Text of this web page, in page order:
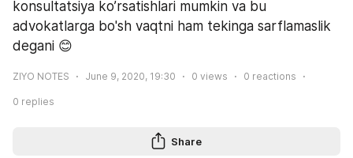
konsultatsiya ko’rsatishlari mumkin va bu
advokatlarga bo'sh vaqtni ham tekinga sarflamaslik
degani 😊
ZIYO NOTES June 9, 2020, 19:30 0 views 0 reactions
0 replies
Share